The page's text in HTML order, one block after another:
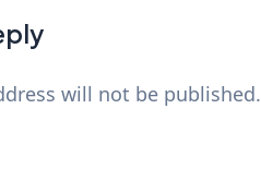
will not be published.